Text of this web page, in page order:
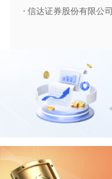
信达证券股份有限公司